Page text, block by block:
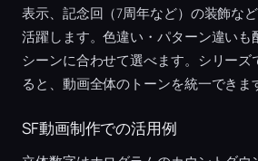
表示、記念回（7周年など）の装飾な
活躍します。色違い・パターン違いも
シーンに合わせて選べます。シリーズ
ると、動画全体のトーンを統一できま
SF動画制作での活用例